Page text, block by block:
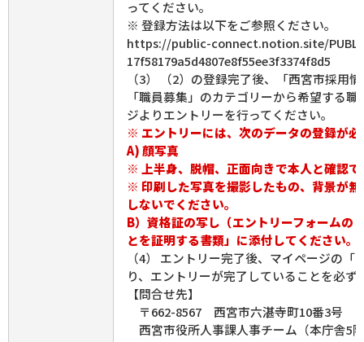
ってください。
※ 登録方法は以下をご参照ください。
https://public-connect.notion.site/
17f58179a5d4807e8f55ee3f3374f8d5
（3） （2）の登録完了後、「西宮市採用
「職員募集」のカテゴリーから希望する
ジよりエントリーを行ってください。
※ エントリーには、次のデータの登録が必
A) 顔写真
※ 上半身、脱帽、正面向きで本人と確認
※ 印刷した写真を撮影したもの、背景が
しないでください。
B）資格証の写し（エントリーフォームの
とを証明する書類」に添付してください。
（4） エントリー完了後、マイページの「
り、エントリーが完了していることを必ず
【問合せ先】
〒662-8567 西宮市六湛寺町10番3号
西宮市役所人事課人事チーム（本庁舎5